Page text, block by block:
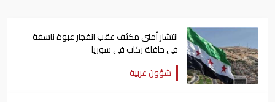
انتشار أمني مكثف عقب انفجار عبوة ناسفة
في حافلة ركاب في سوريا
شؤون عربية